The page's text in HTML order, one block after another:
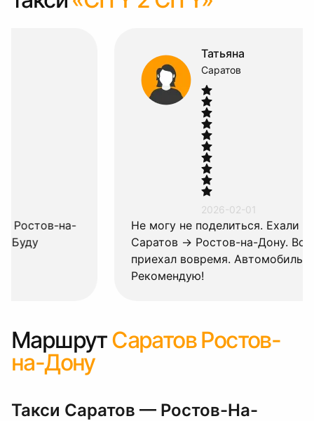
Не могу не поделиться. Ехали по маршруту
Саратов → Ростов-на-Дону. Водитель Сергей
приехал вовремя. Автомобиль комфортный.
МаршрутСаратов Ростов-
на-Дону
Такси Саратов — Ростов-На-